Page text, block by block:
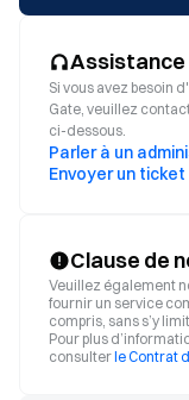
Assistance
Si vous avez besoin
Gate, veuillez
ci-dessous.
Parler à un
Envoyer un ticket
Clause de
Veuillez également
fournir un service
compris, sans s’y
Pour plus
consulterle Contrat